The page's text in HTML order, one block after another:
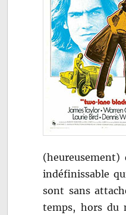
(heureusement)
indéfinissable
sont sans
temps, hors du